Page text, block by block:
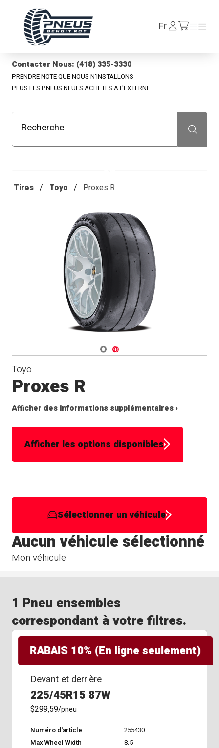
FrSe
connecter/fr/cart
Menu
Menu
Contacter Nous: (418) 335-3330
PRENDRE NOTE QUE NOUS N'INSTALLONS
PLUS LES PNEUS NEUFS ACHETÉS À L'EXTERNE
Recherche Recherche
Tires Toyo Proxes R
Navigate 1
Navigate 2
Toyo
Proxes R
Afficher des informations supplémentaires ›
Afficher les options disponibles
Sélectionner un véhicule
Mon véhicule
Aucun véhicule sélectionné
1 Pneu ensembles
correspondant à votre filtres.
RABAIS 10% (En ligne seulement)
Devant et derrière
225/45R15 87W
$299,59/pneu
Numéro d'article
255430
Max Wheel Width
8.5